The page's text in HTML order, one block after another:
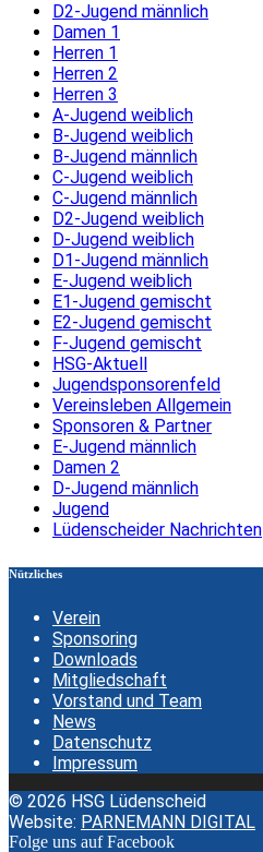
D2-Jugend männlich
Damen 1
Herren 1
Herren 2
Herren 3
A-Jugend weiblich
B-Jugend weiblich
B-Jugend männlich
C-Jugend weiblich
C-Jugend männlich
D2-Jugend weiblich
D-Jugend weiblich
D1-Jugend männlich
E-Jugend weiblich
E1-Jugend gemischt
E2-Jugend gemischt
F-Jugend gemischt
HSG-Aktuell
Jugendsponsorenfeld
Vereinsleben Allgemein
Sponsoren & Partner
E-Jugend männlich
Damen 2
D-Jugend männlich
Jugend
Lüdenscheider Nachrichten
Nützliches
Verein
Sponsoring
Downloads
Mitgliedschaft
Vorstand und Team
News
Datenschutz
Impressum
© 2026 HSG Lüdenscheid
Website: PARNEMANN DIGITAL
Folge uns auf Facebook